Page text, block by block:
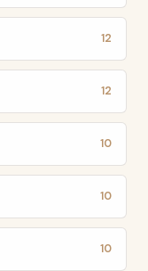
12
12
10
10
10